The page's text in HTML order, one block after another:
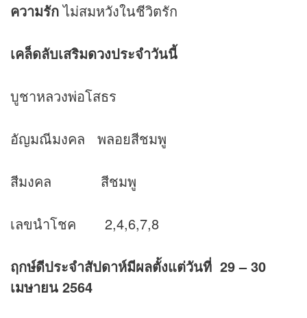
ความรักไม่สมหวังในชีวิตรัก
เคล็ดลับเสริมดวงประจำวันนี้
บูชาหลวงพ่อโสธร
อัญมณีมงคล พลอยสีชมพู
สีมงคล สีชมพู
เลขนำโชค 2,4,6,7,8
ฤกษ์ดีประจำสัปดาห์มีผลตั้งแต่วันที่ 29 – 30
เมษายน 2564